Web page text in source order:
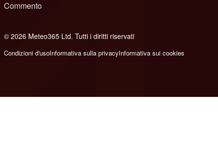
Commento
© 2026 Meteo365 Ltd. Tutti i diritti riservati
Condizioni d'usoInformativa sulla privacyInformativa sui cookies